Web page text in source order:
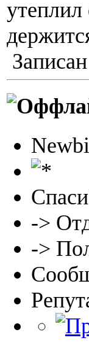
утеплил
Записан
->
->